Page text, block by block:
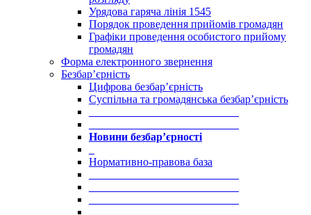
Урядова гаряча лінія 1545
Порядок проведення прийомів громадян
Графіки проведення особистого прийому
громадян
Форма електронного звернення
Безбар’єрність
Цифрова безбар’єрність
Суспільна та громадянська безбар’єрність
Новини безбар’єрності
Нормативно-правова база